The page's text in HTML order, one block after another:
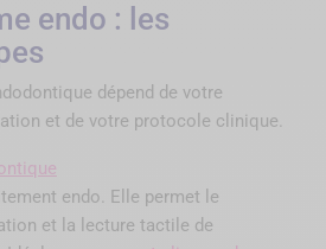
endo : les
dépend de votre
et de votre protocole clinique.
endo. Elle permet le
et la lecture tactile de